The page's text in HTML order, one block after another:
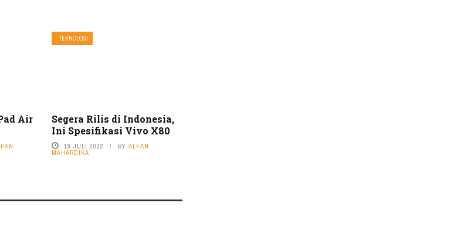
Air
TEKNOLOGI
Segera Rilis di Indonesia,
Ini Spesifikasi Vivo X80
19 JULI 2022 BY ALFAN
MAHARDIKA